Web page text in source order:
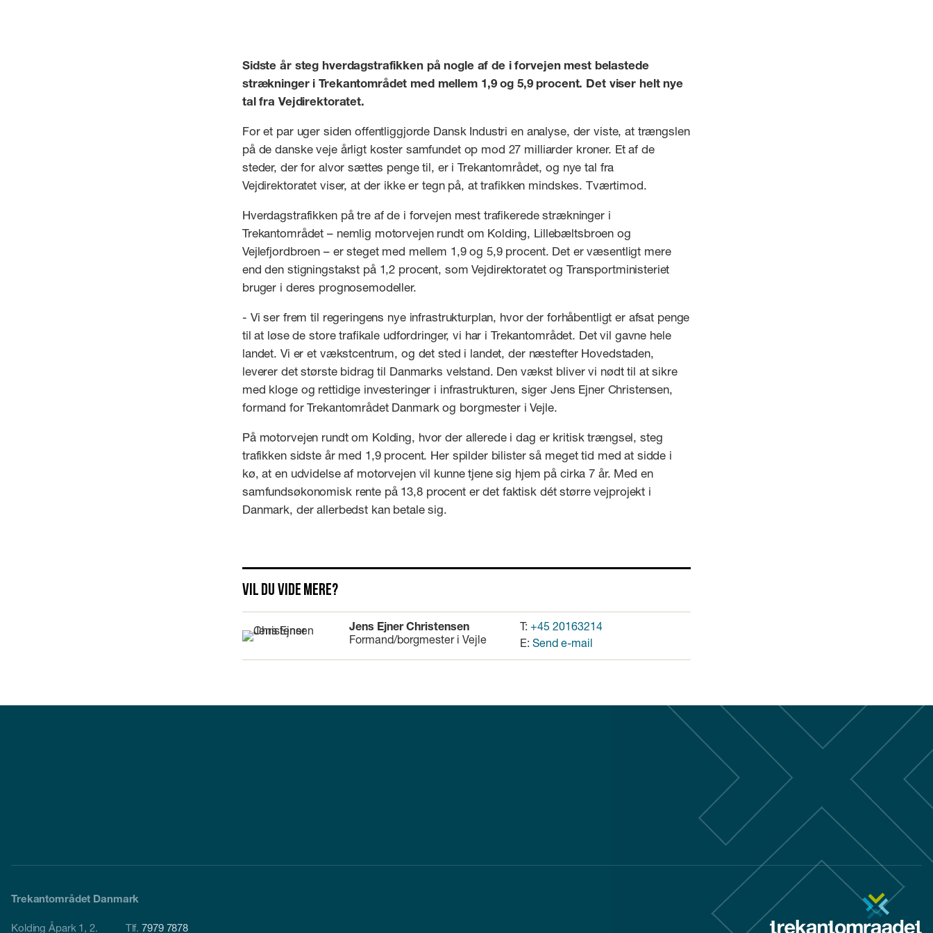
Sidste år steg hverdagstrafikken på nogle af de i forvejen mest belastede
strækninger i Trekantområdet med mellem 1,9 og 5,9 procent. Det viser helt nye
tal fra Vejdirektoratet.
For et par uger siden offentliggjorde Dansk Industri en analyse, der viste, at trængslen
på de danske veje årligt koster samfundet op mod 27 milliarder kroner. Et af de
steder, der for alvor sættes penge til, er i Trekantområdet, og nye tal fra
Vejdirektoratet viser, at der ikke er tegn på, at trafikken mindskes. Tværtimod.
Hverdagstrafikken på tre af de i forvejen mest trafikerede strækninger i
Trekantområdet – nemlig motorvejen rundt om Kolding, Lillebæltsbroen og
Vejlefjordbroen – er steget med mellem 1,9 og 5,9 procent. Det er væsentligt mere
end den stigningstakst på 1,2 procent, som Vejdirektoratet og Transportministeriet
bruger i deres prognosemodeller.
- Vi ser frem til regeringens nye infrastrukturplan, hvor der forhåbentligt er afsat penge
til at løse de store trafikale udfordringer, vi har i Trekantområdet. Det vil gavne hele
landet. Vi er et vækstcentrum, og det sted i landet, der næstefter Hovedstaden,
leverer det største bidrag til Danmarks velstand. Den vækst bliver vi nødt til at sikre
med kloge og rettidige investeringer i infrastrukturen, siger Jens Ejner Christensen,
formand for Trekantområdet Danmark og borgmester i Vejle.
På motorvejen rundt om Kolding, hvor der allerede i dag er kritisk trængsel, steg
trafikken sidste år med 1,9 procent. Her spilder bilister så meget tid med at sidde i
kø, at en udvidelse af motorvejen vil kunne tjene sig hjem på cirka 7 år. Med en
samfundsøkonomisk rente på 13,8 procent er det faktisk dét større vejprojekt i
Danmark, der allerbedst kan betale sig.
Vil du vide mere?
Jens Ejner Christensen
Formand/borgmester i Vejle
T:+45 20163214
E:Send e-mail
Trekantområdet Danmark
Kolding Åpark 1, 2. Tlf.7979 7878